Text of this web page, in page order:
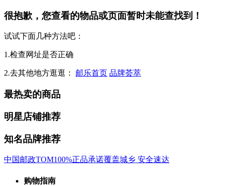
很抱歉，您查看的物品或页面暂时未能查找到！
试试下面几种方法吧：
1.检查网址是否正确
2.去其他地方逛逛： 邮乐首页 品牌荟萃
最热卖的商品
明星店铺推荐
知名品牌推荐
中国邮政TOM100%正品承诺覆盖城乡 安全速达
购物指南